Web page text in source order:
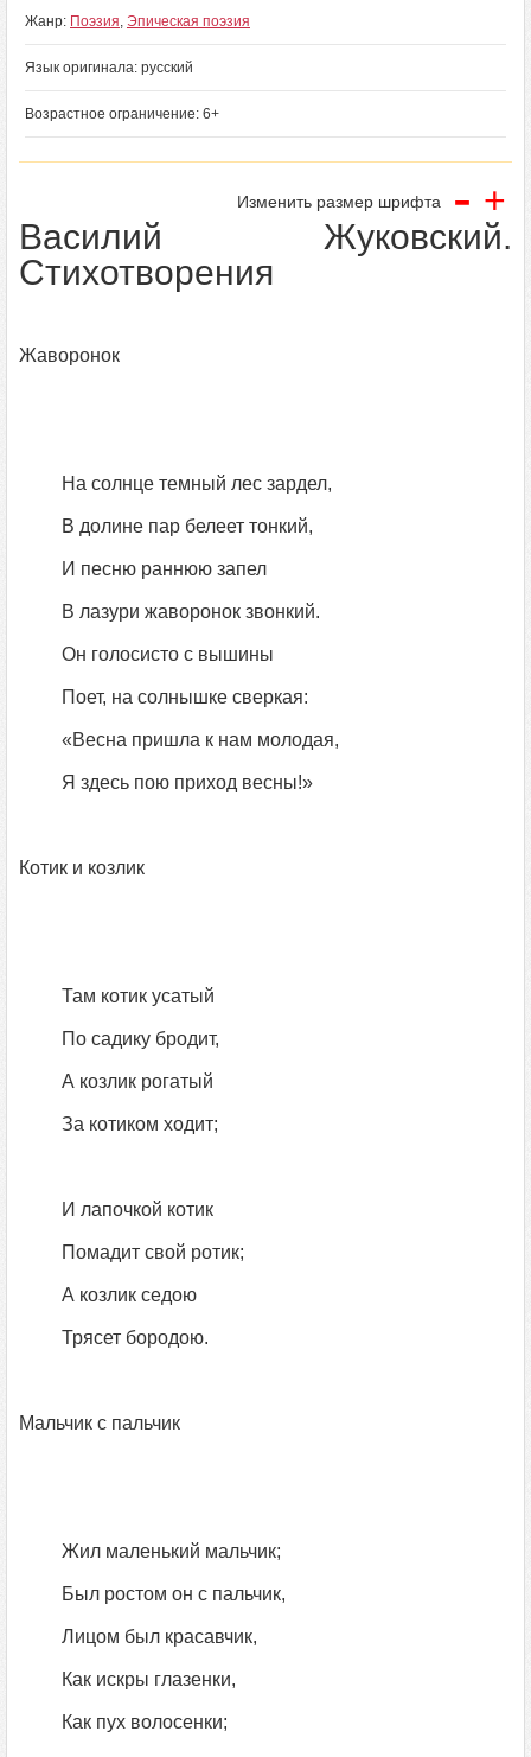
Жанр: Поэзия, Эпическая поэзия
Язык оригинала: русский
Возрастное ограничение: 6+
Изменить размер шрифта - +
Василий Жуковский.
Стихотворения
Жаворонок
На солнце темный лес зардел,
В долине пар белеет тонкий,
И песню раннюю запел
В лазури жаворонок звонкий.
Он голосисто с вышины
Поет, на солнышке сверкая:
«Весна пришла к нам молодая,
Я здесь пою приход весны!»
Котик и козлик
Там котик усатый
По садику бродит,
А козлик рогатый
За котиком ходит;
И лапочкой котик
Помадит свой ротик;
А козлик седою
Трясет бородою.
Мальчик с пальчик
Жил маленький мальчик;
Был ростом он с пальчик,
Лицом был красавчик,
Как искры глазенки,
Как пух волосенки;